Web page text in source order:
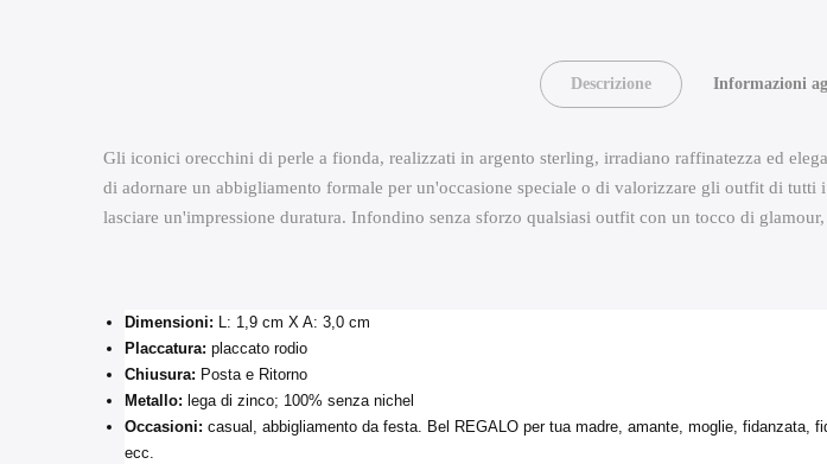
Descrizione Informazioni
Gli iconici orecchini di perle a fionda, realizzati in argento sterling, irradiano raffinatezza ed
di adornare un abbigliamento formale per un'occasione speciale o di valorizzare gli outfit di
lasciare un'impressione duratura. Infondino senza sforzo qualsiasi outfit con un tocco di
Dimensioni: L: 1,9 cm X A: 3,0 cm
Placcatura: placcato rodio
Chiusura: Posta e Ritorno
Metallo: lega di zinco; 100% senza nichel
Occasioni: casual, abbigliamento da festa. Bel REGALO per tua madre, amante, moglie, fidanzata,
ecc.